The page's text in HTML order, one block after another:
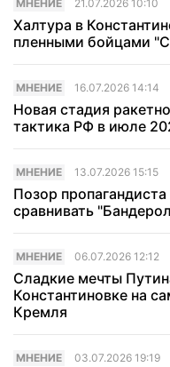
МНЕНИЕ 21.07.2026 10:10
Халтура в
пленными бойцами
МНЕНИЕ 16.07.2026 14:14
Новая стадия
тактика РФ в июле
МНЕНИЕ 13.07.2026 15:15
Позор
сравнивать
МНЕНИЕ 06.07.2026 12:12
Сладкие мечты
Константиновке на
Кремля
МНЕНИЕ 03.07.2026 19:19